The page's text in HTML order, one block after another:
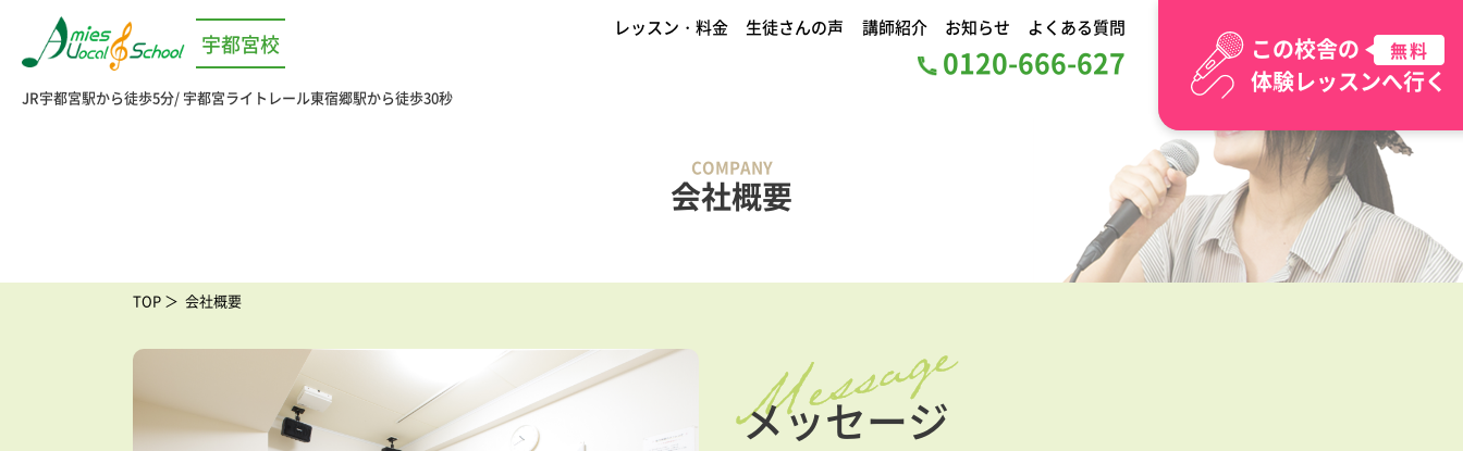
宇都宮校
JR宇都宮駅から徒歩5分 宇都宮ライトレール東宿郷駅から徒歩30秒
レッスン・料金 生徒さんの声 講師紹介 お知らせ よくある質問
0120-666-627 この校舎の 無料
体験レッスンへ行く
COMPANY
会社概要
TOP 会社概要
メッセージ